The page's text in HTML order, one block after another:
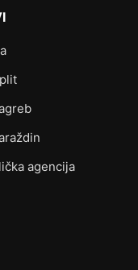
agencija